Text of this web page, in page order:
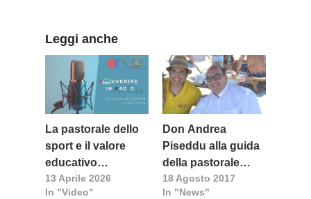
Leggi anche
La pastorale dello
sport e il valore
educativo
dell’attività sportiva
13 Aprile 2026
In "Video"
Don Andrea
Piseddu alla guida
della pastorale
giovanile
18 Agosto 2017
In "News"